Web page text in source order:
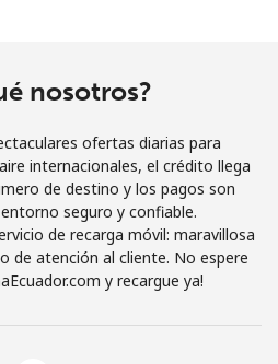
minúscula
nosotros?
ofertas diarias para
internacionales, el crédito llega
de destino y los pagos son
seguro y confiable.
de recarga móvil: maravillosa
de atención al cliente. No espere
y recargue ya!